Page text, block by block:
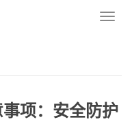
导
项：安全防护